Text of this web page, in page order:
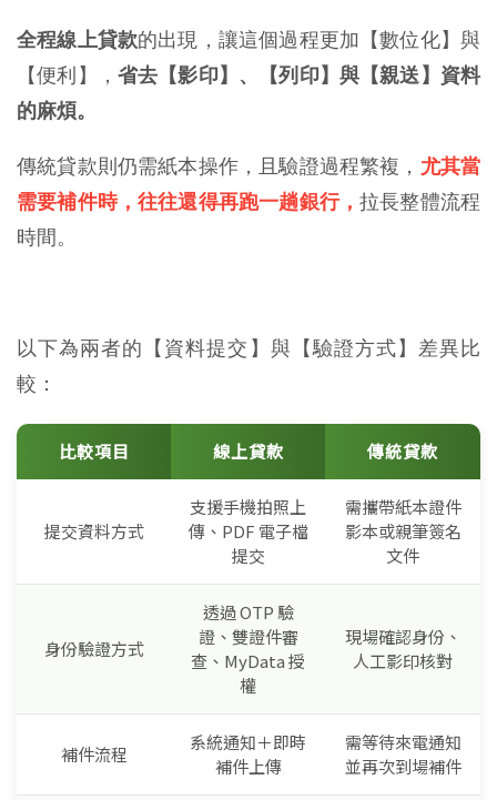
全程線上貸款的出現，讓這個過程更加【數位化】與
【便利】， 省去【影印】、【列印】與【親送】資料
的麻煩。
傳統貸款則仍需紙本操作，且驗證過程繁複， 尤其當
需要補件時，往往還得再跑一趟銀行，拉長整體流程
時間。
以下為兩者的【資料提交】與【驗證方式】差異比
較：
比較項目 線上貸款 傳統貸款
提交資料方式
支援手機拍照上
傳、PDF 電子檔
提交
需攜帶紙本證件
影本或親筆簽名
文件
身份驗證方式
透過 OTP 驗
證、雙證件審
查、MyData 授
權
現場確認身份、
人工影印核對
補件流程
系統通知＋即時
補件上傳
需等待來電通知
並再次到場補件